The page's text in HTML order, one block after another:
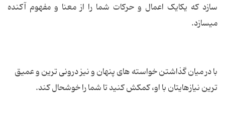
سازد كه یكایک اعمال و حركات شما را از معنا و مفهوم آكنده
میسازد.
با در میان گذاشتن خواسته ‌های پنهان و نیز درونی ترین و عمیق
ترین نیازهایتان با او، كمكش كنید تا شما را خوشحال كند.